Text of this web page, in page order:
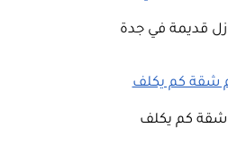
قديمة في جدة
شقة كم يكلف